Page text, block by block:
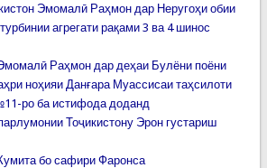
Эмомалӣ Раҳмон дар Неругоҳи обии
агрегати рақами 3 ва 4 шинос
Раҳмон дар деҳаи Булёни поёни
ноҳияи Данғара Муассисаи таҳсилоти
ро ба истифода доданд
Тоҷикистону Эрон густариш
бо сафири Фаронса